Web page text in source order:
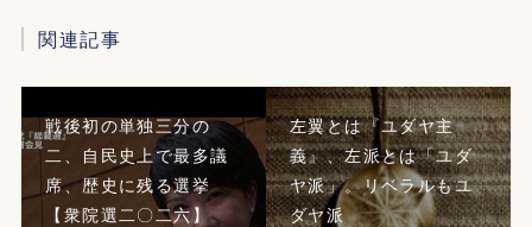
関連記事
戦後初の単独三分の
二、自民史上で最多議
席、歴史に残る選挙
【衆院選二〇二六】
左翼とは『ユダヤ主
義』、左派とは「ユダ
ヤ派」。リベラルもユ
ダヤ派